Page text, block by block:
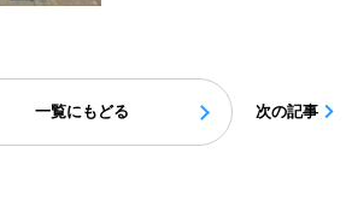
一覧にもどる 次の記事